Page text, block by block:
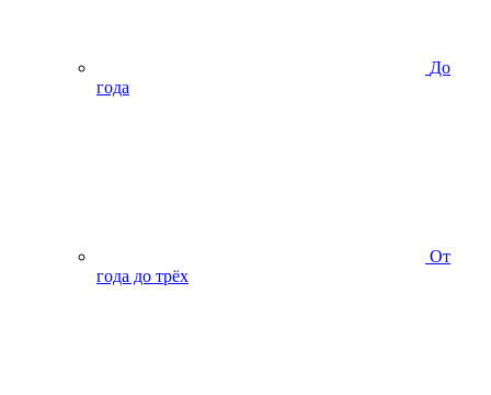
До
года
От
года до трёх